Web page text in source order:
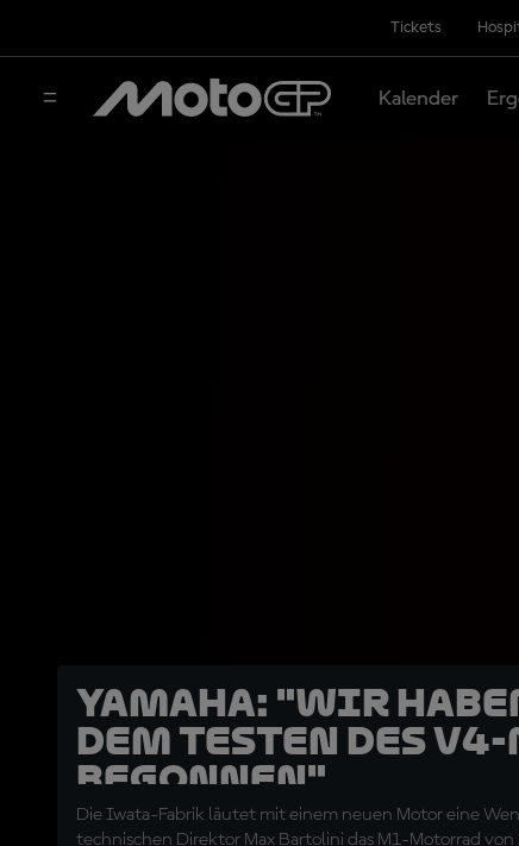
Tickets
Kalender
Yamaha: "Wir
dem Testen des
begonnen"
Die Iwata-Fabrik läutet mit einem neuen Motor eine
technischen Direktor Max Bartolini das M1-Motorrad